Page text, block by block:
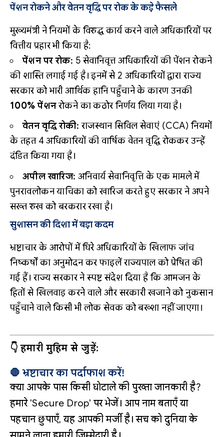
पेंशन रोकने और वेतन वृद्धि पर रोक के कड़े फैसले
मुख्यमंत्री ने नियमों के विरुद्ध कार्य करने वाले अधिकारियों पर
वित्तीय प्रहार भी किया है:
पेंशन पर रोक: 5 सेवानिवृत्त अधिकारियों की पेंशन रोकने
की शास्ति लगाई गई है। इनमें से 2 अधिकारियों द्वारा राज्य
सरकार को भारी आर्थिक हानि पहुँचाने के कारण उनकी
100% पेंशनरोकने का कठोर निर्णय लिया गया है।
वेतन वृद्धि रोकी: राजस्थान सिविल सेवाएं (CCA) नियमों
के तहत 4 अधिकारियों की वार्षिक वेतन वृद्धि रोककर उन्हें
दंडित किया गया है।
अपील खारिज: अनिवार्य सेवानिवृत्ति के एक मामले में
पुनरावलोकन याचिका को खारिज करते हुए सरकार ने अपने
सख्त रुख को बरकरार रखा है।
सुशासन की दिशा में बड़ा कदम
भ्रष्टाचार के आरोपों में घिरे अधिकारियों के खिलाफ जांच
निष्कर्षों का अनुमोदन कर फाइलें राज्यपाल को प्रेषित की
गई हैं। राज्य सरकार ने स्पष्ट संदेश दिया है कि आमजन के
हितों से खिलवाड़ करने वाले और सरकारी खजाने को नुकसान
पहुँचाने वाले किसी भी लोक सेवक को बख्शा नहीं जाएगा।
👇 हमारी मुहिम से जुड़ें:
🛑 भ्रष्टाचार का पर्दाफाश करें!
क्या आपके पास किसी घोटाले की पुख्ता जानकारी है?
हमारे 'Secure Drop' पर भेजें। आप नाम बताएँ या
पहचान छुपाएँ, यह आपकी मर्जी है। सच को दुनिया के